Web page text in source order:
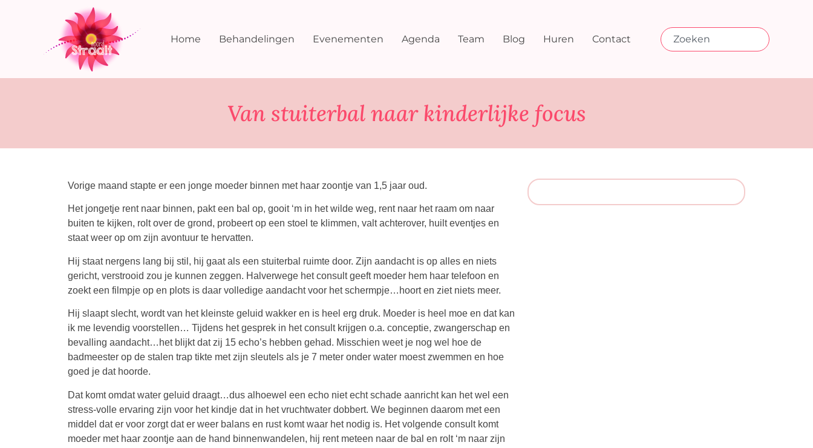
Home Behandelingen Evenementen Agenda Team Blog Huren Contact
Van stuiterbal naar kinderlijke focus
Vorige maand stapte er een jonge moeder binnen met haar zoontje van 1,5 jaar oud.
Het jongetje rent naar binnen, pakt een bal op, gooit ‘m in het wilde weg, rent naar het raam om naar
buiten te kijken, rolt over de grond, probeert op een stoel te klimmen, valt achterover, huilt eventjes en
staat weer op om zijn avontuur te hervatten.
Hij staat nergens lang bij stil, hij gaat als een stuiterbal ruimte door. Zijn aandacht is op alles en niets
gericht, verstrooid zou je kunnen zeggen. Halverwege het consult geeft moeder hem haar telefoon en
zoekt een filmpje op en plots is daar volledige aandacht voor het schermpje…hoort en ziet niets meer.
Hij slaapt slecht, wordt van het kleinste geluid wakker en is heel erg druk. Moeder is heel moe en dat kan
ik me levendig voorstellen… Tijdens het gesprek in het consult krijgen o.a. conceptie, zwangerschap en
bevalling aandacht…het blijkt dat zij 15 echo’s hebben gehad. Misschien weet je nog wel hoe de
badmeester op de stalen trap tikte met zijn sleutels als je 7 meter onder water moest zwemmen en hoe
goed je dat hoorde.
Dat komt omdat water geluid draagt…dus alhoewel een echo niet echt schade aanricht kan het wel een
stress-volle ervaring zijn voor het kindje dat in het vruchtwater dobbert. We beginnen daarom met een
middel dat er voor zorgt dat er weer balans en rust komt waar het nodig is. Het volgende consult komt
moeder met haar zoontje aan de hand binnenwandelen, hij rent meteen naar de bal en rolt ‘m naar zijn